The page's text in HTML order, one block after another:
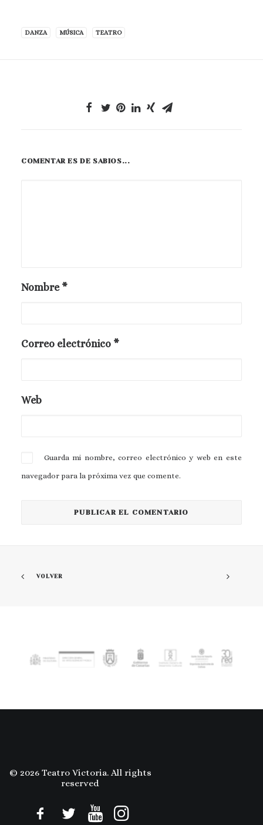
DANZA MÚSICA TEATRO
COMENTAR ES DE SABIOS...
Nombre *
Correo electrónico *
Web
Guarda mi nombre, correo electrónico y web en este
navegador para la próxima vez que comente.
VOLVER
© 2026 Teatro Victoria. All rights
reserved